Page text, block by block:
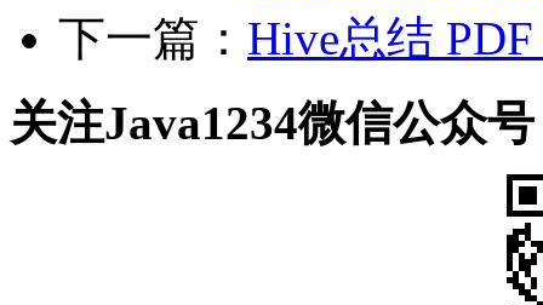
下一篇： Hive总结
关注Java1234微信公众号